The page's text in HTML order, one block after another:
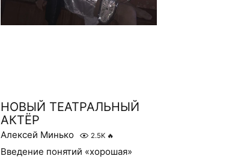
НОВЫЙ ТЕАТРАЛЬНЫЙ
АКТЁР
Алексей Минько 2.5K 🔥
Введение понятий «хорошая»